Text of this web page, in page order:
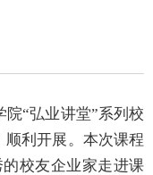
院“弘业讲堂”系列校
利开展。本次课程
校友企业家走进课